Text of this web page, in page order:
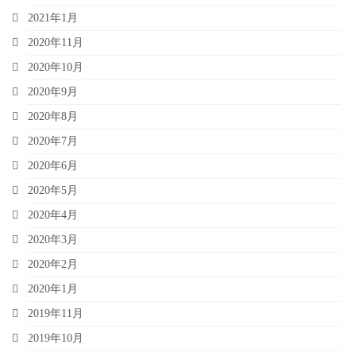
2021年1月
2020年11月
2020年10月
2020年9月
2020年8月
2020年7月
2020年6月
2020年5月
2020年4月
2020年3月
2020年2月
2020年1月
2019年11月
2019年10月